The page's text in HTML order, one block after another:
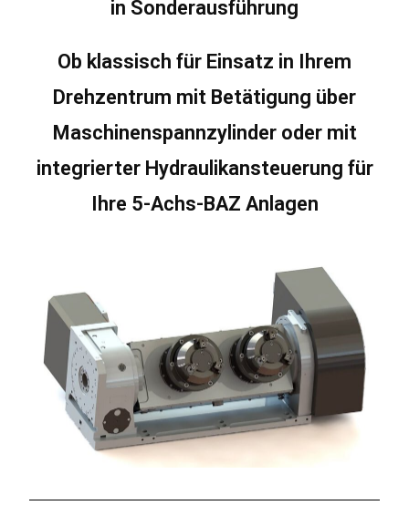
in Sonderausführung
Ob klassisch für Einsatz in Ihrem
Drehzentrum mit Betätigung über
Maschinenspannzylinder oder mit
integrierter Hydraulikansteuerung für
Ihre 5-Achs-BAZ Anlagen